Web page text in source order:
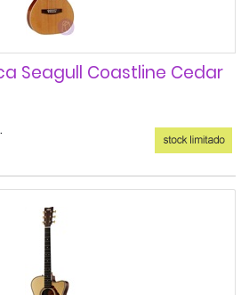
Seagull Coastline Cedar